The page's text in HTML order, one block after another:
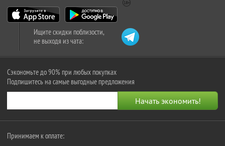
Ищите скидки поблизости,
не выходя из чата:
Сэкономьте до 90% при любых покупках
Подпишитесь на самые выгодные предложения
Принимаем к оплате: